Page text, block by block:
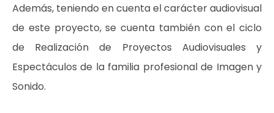
Además, teniendo en cuenta el carácter audiovisual
de este proyecto, se cuenta también con el ciclo
de Realización de Proyectos Audiovisuales y
Espectáculos de la familia profesional de Imagen y
Sonido.